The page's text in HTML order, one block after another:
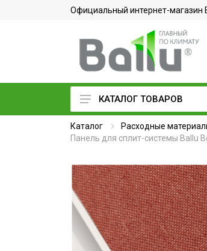
Официальный интернет-магазин
Кондиционеры воздуха
Осушители воздуха
Водонагреватели
Обогреватели
Тепловое оборудование
КАТАЛОГ ТОВАРОВ
Каталог Расходные
Панель для сплит-системы Ballu